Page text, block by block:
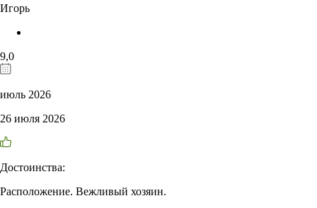
Игорь
9,0
июль 2026
26 июля 2026
Достоинства:
Расположение. Вежливый хозяин.